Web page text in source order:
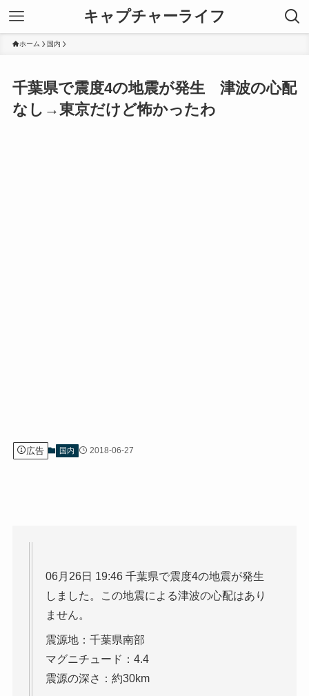
キャプチャーライフ
ホーム 国内
千葉県で震度4の地震が発生 津波の心配
なし→東京だけど怖かったわ
広告 国内 2018-06-27
06月26日 19:46 千葉県で震度4の地震が発生
しました。この地震による津波の心配はあり
ません。
震源地：千葉県南部
マグニチュード：4.4
震源の深さ：約30km